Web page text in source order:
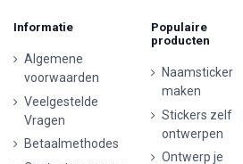
Informatie
Algemene
voorwaarden
Veelgestelde
Vragen
Betaalmethodes
Populaire
producten
Naamsticker
maken
Stickers zelf
ontwerpen
Ontwerp je